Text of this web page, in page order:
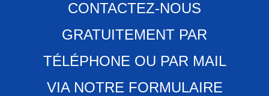
CONTACTEZ-NOUS
GRATUITEMENT PAR
TÉLÉPHONE OU PAR MAIL
VIA NOTRE FORMULAIRE